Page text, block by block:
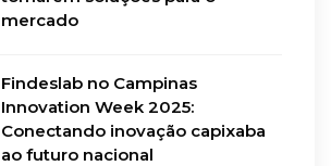
mercado
Findeslab no Campinas
Innovation Week 2025:
Conectando inovação capixaba
ao futuro nacional